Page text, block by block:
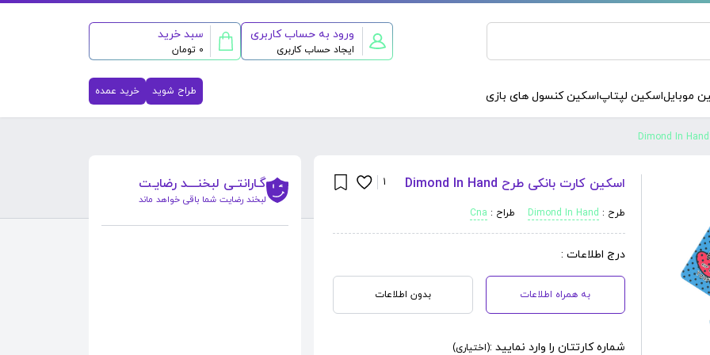
ورود به حساب کاربری
ایجاد حساب کاربری
سبد خرید
0 تومان
موبایلاسکین لپتاپاسکین کنسول های بازی طراح شوید خرید عمده
1 اسکین کارت بانکی طرح Dimond In Hand
طرح : Dimond In Hand طراح : Cna
درج اطلاعات :
به همراه اطلاعات بدون اطلاعات
شماره کارتتان را وارد نمایید :(اختیاری)
گـارانتـی لبخنــــد رضایـت
لبخند رضایت شما باقی خواهد ماند